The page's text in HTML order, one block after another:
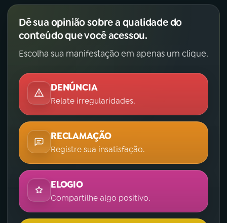
Dê sua opinião sobre a qualidade do
conteúdo que você acessou.
Escolha sua manifestação em apenas um clique.
DENÚNCIA
Relate irregularidades.
RECLAMAÇÃO
Registre sua insatisfação.
ELOGIO
Compartilhe algo positivo.